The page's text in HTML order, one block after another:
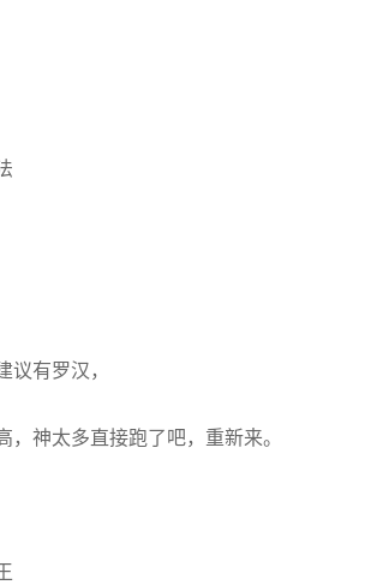
有罗汉，
神太多直接跑了吧，重新来。